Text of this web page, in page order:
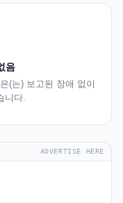
음
(는) 보고된 장애 없이
니다.
ADVERTISE HERE